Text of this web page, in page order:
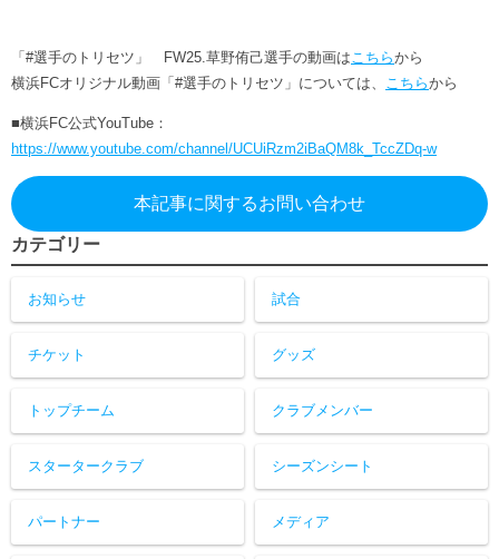
ホームタウン活動
ニッパツ横浜FCシーガルズ
ゲームスチュワード
学生インターンシップ
スペシャルコンテンツ
オリジナルビール
試合日程・結果
アカデミー選手
アカデミースタッフ
フェニックスクラブ
チアスクール
パートナー一覧
お問い合わせ
お問い合わせ
「#選手のトリセツ」 FW25.草野侑己選手の動画は こちらから
横浜FCオリジナル動画「#選手のトリセツ」については、
こちらから
■横浜FC公式YouTube：
https://www.youtube.com/channel/UCUiRzm2iBaQM8k_TccZDq-w
本記事に関するお問い合わせ
カテゴリー
お知らせ 試合
チケット グッズ
トップチーム クラブメンバー
スタータークラブ シーズンシート
パートナー メディア